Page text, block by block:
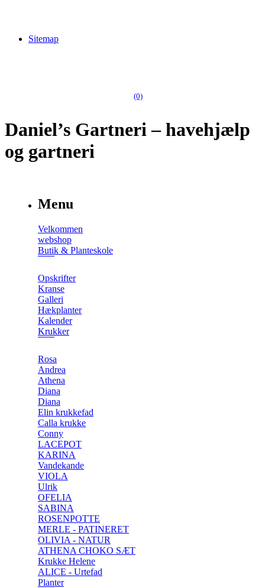
Sitemap
(0)
Daniel’s Gartneri – havehjælp
og gartneri
Menu
Velkommen
webshop
Butik & Planteskole
Opskrifter
Kranse
Galleri
Hækplanter
Kalender
Krukker
Rosa
Andrea
Athena
Diana
Diana
Elin krukkefad
Calla krukke
Conny
LACEPOT
KARINA
Vandekande
VIOLA
Ulrik
OFELIA
SABINA
ROSENPOTTE
MERLE - PATINERET
OLIVIA - NATUR
ATHENA CHOKO SÆT
Krukke Helene
ALICE - Urtefad
Planter